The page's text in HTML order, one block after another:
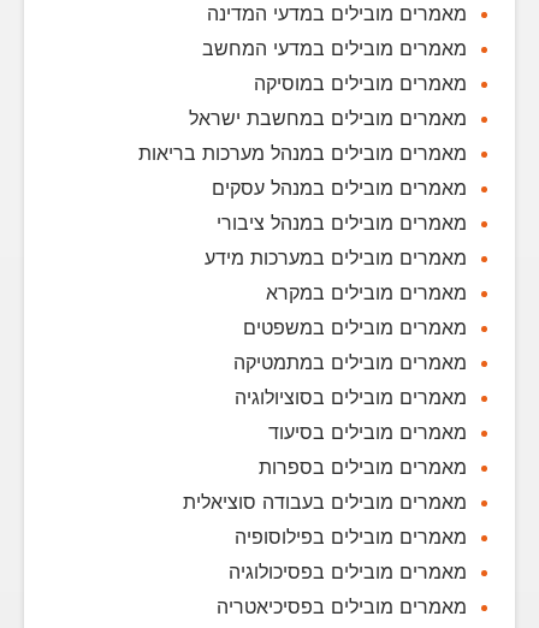
מאמרים מובילים במדעי המדינה
מאמרים מובילים במדעי המחשב
מאמרים מובילים במוסיקה
מאמרים מובילים במחשבת ישראל
מאמרים מובילים במנהל מערכות בריאות
מאמרים מובילים במנהל עסקים
מאמרים מובילים במנהל ציבורי
מאמרים מובילים במערכות מידע
מאמרים מובילים במקרא
מאמרים מובילים במשפטים
מאמרים מובילים במתמטיקה
מאמרים מובילים בסוציולוגיה
מאמרים מובילים בסיעוד
מאמרים מובילים בספרות
מאמרים מובילים בעבודה סוציאלית
מאמרים מובילים בפילוסופיה
מאמרים מובילים בפסיכולוגיה
מאמרים מובילים בפסיכיאטריה